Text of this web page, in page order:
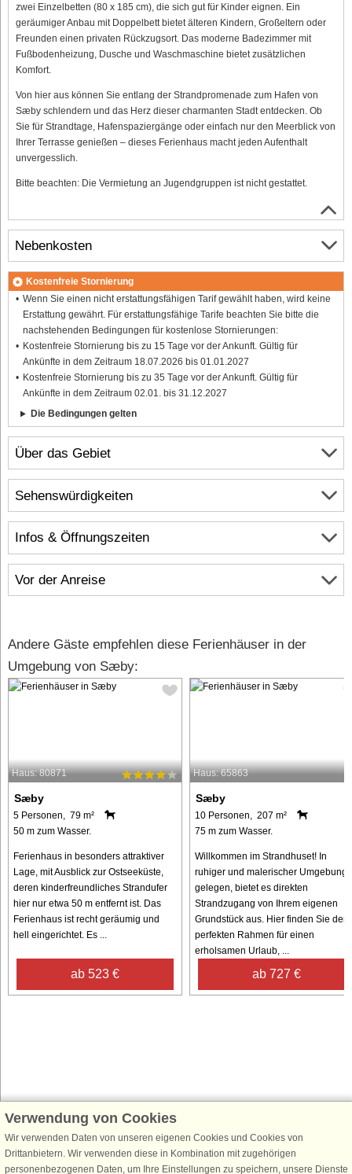
zwei Einzelbetten (80 x 185 cm), die sich gut für Kinder eignen. Ein
geräumiger Anbau mit Doppelbett bietet älteren Kindern, Großeltern oder
Freunden einen privaten Rückzugsort. Das moderne Badezimmer mit
Fußbodenheizung, Dusche und Waschmaschine bietet zusätzlichen
Komfort.
Von hier aus können Sie entlang der Strandpromenade zum Hafen von
Sæby schlendern und das Herz dieser charmanten Stadt entdecken. Ob
Sie für Strandtage, Hafenspaziergänge oder einfach nur den Meerblick von
Ihrer Terrasse genießen – dieses Ferienhaus macht jeden Aufenthalt
unvergesslich.
Bitte beachten: Die Vermietung an Jugendgruppen ist nicht gestattet.
Über das Gebiet
Infos & Öffnungszeiten
Vor der Anreise
Nebenkosten
Kostenfreie Stornierung
Wenn Sie einen nicht erstattungsfähigen Tarif gewählt haben, wird keine
Erstattung gewährt. Für erstattungsfähige Tarife beachten Sie bitte die
nachstehenden Bedingungen für kostenlose Stornierungen:
Kostenfreie Stornierung bis zu 15 Tage vor der Ankunft. Gültig für
Ankünfte in dem Zeitraum 18.07.2026 bis 01.01.2027
Kostenfreie Stornierung bis zu 35 Tage vor der Ankunft. Gültig für
Ankünfte in dem Zeitraum 02.01. bis 31.12.2027
Die Bedingungen gelten
Sehenswürdigkeiten
Andere Gäste empfehlen diese Ferienhäuser in der
Umgebung von Sæby:
Haus: 80871
Sæby
5 Personen, 79 m²
50 m zum Wasser.
Ferienhaus in besonders attraktiver
Lage, mit Ausblick zur Ostseeküste,
deren kinderfreundliches Strandufer
hier nur etwa 50 m entfernt ist. Das
Ferienhaus ist recht geräumig und
hell eingerichtet. Es ...
ab 523 €
Haus: 65863
Sæby
10 Personen, 207 m²
75 m zum Wasser.
Willkommen im Strandhuset! In
ruhiger und malerischer Umgebung
gelegen, bietet es direkten
Strandzugang von Ihrem eigenen
Grundstück aus. Hier finden Sie den
perfekten Rahmen für einen
erholsamen Urlaub, ...
ab 727 €
Schließen Sie sich 100.000 Ferienhaus-Fans an
Erhalten Sie einen Willkommensgutschein von 25 €für Ihren nächsten
Ferienhausurlaub - melden Sie sich einfach für den DanCenter Newsletter
an. Verpassen Sie nie wieder exklusive Angebote, Gewinnspiele und
Verwendung von Cookies
Wir verwenden Daten von unseren eigenen Cookies und Cookies von
Drittanbietern. Wir verwenden diese in Kombination mit zugehörigen
personenbezogenen Daten, um Ihre Einstellungen zu speichern, unsere Dienste